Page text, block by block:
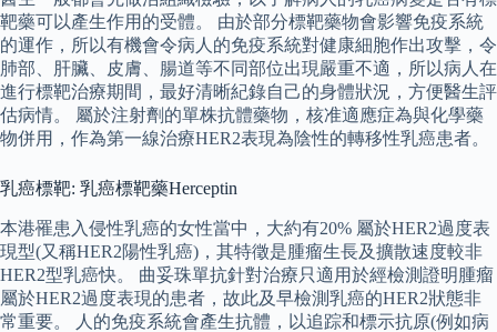
靶藥可以產生作用的受體。 由於部分標靶藥物會影響免疫系統
的運作，所以有機會令病人的免疫系統對健康細胞作出攻擊，令
肺部、肝臟、皮膚、腸道等不同部位出現嚴重不適，所以病人在
進行標靶治療期間，最好清晰紀錄自己的身體狀況，方便醫生評
估病情。 屬於注射劑的單株抗體藥物，核准適應症為與化學藥
物併用，作為第一線治療HER2表現為陰性的轉移性乳癌患者。
乳癌標靶: 乳癌標靶藥Herceptin
本港罹患入侵性乳癌的女性當中，大約有20% 屬於HER2過度表
現型(又稱HER2陽性乳癌)，其特徵是腫瘤生長及擴散速度較非
HER2型乳癌快。 曲妥珠單抗針對治療只適用於經檢測證明腫瘤
屬於HER2過度表現的患者，故此及早檢測乳癌的HER2狀態非
常重要。 人的免疫系統會產生抗體，以追踪和標示抗原(例如病